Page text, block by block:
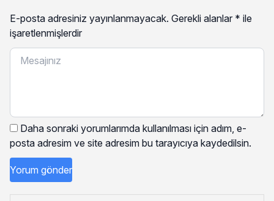
E-posta adresiniz yayınlanmayacak. Gerekli alanlar * ile
işaretlenmişlerdir
Daha sonraki yorumlarımda kullanılması için adım, e-
posta adresim ve site adresim bu tarayıcıya kaydedilsin.